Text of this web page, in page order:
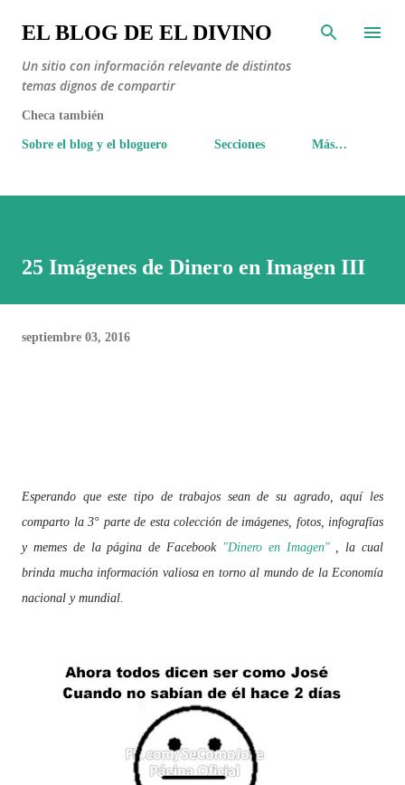
Ir al contenido principal
EL BLOG DE EL DIVINO
Un sitio con información relevante de distintos
temas dignos de compartir
Checa también
Sobre el blog y el bloguero Secciones Más…
25 Imágenes de Dinero en Imagen III
septiembre 03, 2016
Esperando que este tipo de trabajos sean de su agrado, aquí les
comparto la 3° parte de esta colección de imágenes, fotos, infografías
y memes de la página de Facebook "Dinero en Imagen", la cual
brinda mucha información valiosa en torno al mundo de la Economía
nacional y mundial.